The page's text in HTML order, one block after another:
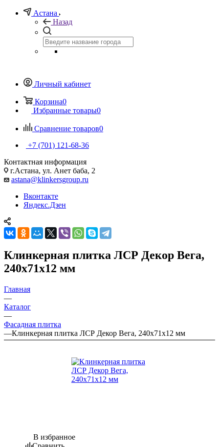
Астана
Назад
Личный кабинет
Корзина0
Избранные товары0
Сравнение товаров0
+7 (701) 121-68-36
Контактная информация
г.Астана, ул. Анет баба, 2
astana@klinkersgroup.ru
Вконтакте
Яндекс.Дзен
Клинкерная плитка ЛСР Декор Вега,
240х71х12 мм
Главная
—
Каталог
—
Фасадная плитка
—Клинкерная плитка ЛСР Декор Вега, 240х71х12 мм
В избранное